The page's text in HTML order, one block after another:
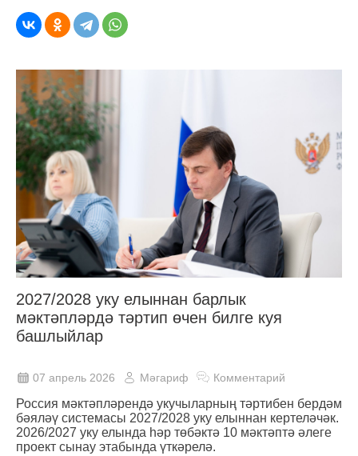
2027/2028 уку елыннан барлык
мәктәпләрдә тәртип өчен билге куя
башлыйлар
07 апрель 2026 Мәгариф Комментарий
Россия мәктәпләрендә укучыларның тәртибен бердәм
бәяләү системасы 2027/2028 уку елыннан кертеләчәк.
2026/2027 уку елында һәр төбәктә 10 мәктәптә әлеге
проект сынау этабында үткәрелә.